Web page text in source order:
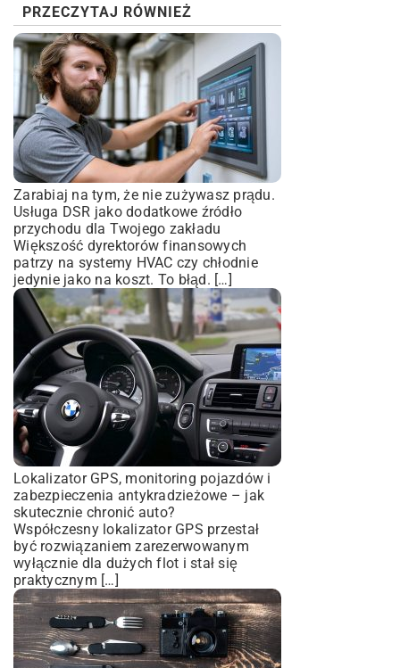
PRZECZYTAJ RÓWNIEŻ
Zarabiaj na tym, że nie zużywasz prądu.
Usługa DSR jako dodatkowe źródło
przychodu dla Twojego zakładu
Większość dyrektorów finansowych
patrzy na systemy HVAC czy chłodnie
jedynie jako na koszt. To błąd. […]
Lokalizator GPS, monitoring pojazdów i
zabezpieczenia antykradzieżowe – jak
skutecznie chronić auto?
Współczesny lokalizator GPS przestał
być rozwiązaniem zarezerwowanym
wyłącznie dla dużych flot i stał się
praktycznym […]